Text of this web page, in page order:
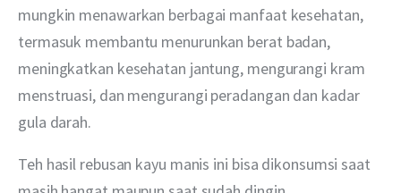
mungkin menawarkan berbagai manfaat kesehatan,
termasuk membantu menurunkan berat badan,
meningkatkan kesehatan jantung, mengurangi kram
menstruasi, dan mengurangi peradangan dan kadar
gula darah.
Teh hasil rebusan kayu manis ini bisa dikonsumsi saat